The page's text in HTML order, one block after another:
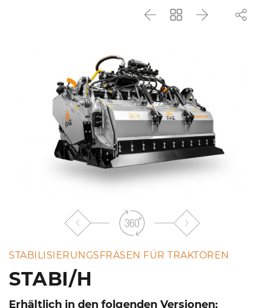
ZurückZurückWeiter
STABILISIERUNGSFRÄSEN FÜR TRAKTOREN
STABI/H
Erhältlich in den folgenden Versionen: